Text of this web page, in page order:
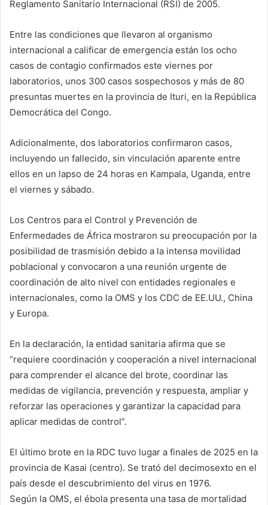
Reglamento Sanitario Internacional (RSI) de 2005.
Entre las condiciones que llevaron al organismo
internacional a calificar de emergencia están los ocho
casos de contagio confirmados este viernes por
laboratorios, unos 300 casos sospechosos y más de 80
presuntas muertes en la provincia de Ituri, en la República
Democrática del Congo.
Adicionalmente, dos laboratorios confirmaron casos,
incluyendo un fallecido, sin vinculación aparente entre
ellos en un lapso de 24 horas en Kampala, Uganda, entre
el viernes y sábado.
Los Centros para el Control y Prevención de
Enfermedades de África mostraron su preocupación por la
posibilidad de trasmisión debido a la intensa movilidad
poblacional y convocaron a una reunión urgente de
coordinación de alto nivel con entidades regionales e
internacionales, como la OMS y los CDC de EE.UU., China
y Europa.
En la declaración, la entidad sanitaria afirma que se
“requiere coordinación y cooperación a nivel internacional
para comprender el alcance del brote, coordinar las
medidas de vigilancia, prevención y respuesta, ampliar y
reforzar las operaciones y garantizar la capacidad para
aplicar medidas de control”.
El último brote en la RDC tuvo lugar a finales de 2025 en la
provincia de Kasai (centro). Se trató del decimosexto en el
país desde el descubrimiento del virus en 1976.
Según la OMS, el ébola presenta una tasa de mortalidad